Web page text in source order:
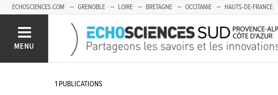
ECHOSCIENCES.COM GRENOBLE LOIRE BRETAGNE OCCITANIE HAUTS-DE-FRANCE
MENU
1 PUBLICATIONS